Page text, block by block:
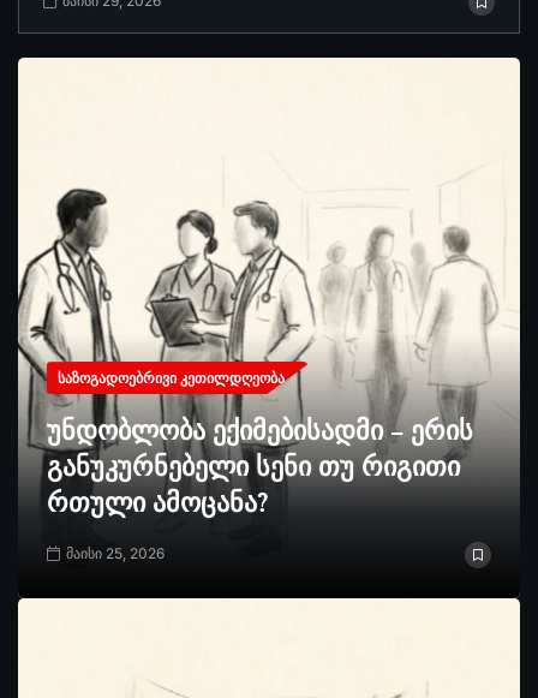
ᲡᲐᲖᲝᲒᲐᲓᲝᲔᲑᲠᲘᲕᲘ ᲙᲔᲗᲘᲚᲓᲦᲔᲝᲑᲐ
უნდობლობა ექიმებისადმი – ერის
განუკურნებელი სენი თუ რიგითი
რთული ამოცანა?
მაისი 25, 2026